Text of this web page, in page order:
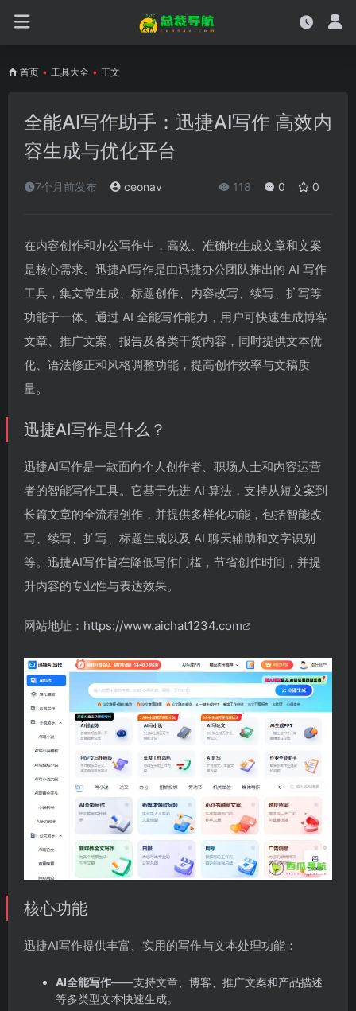
首页 • 工具大全 • 正文
全能AI写作助手：迅捷AI写作 高效内
容生成与优化平台
7个月前发布 ceonav 118 0 0
在内容创作和办公写作中，高效、准确地生成文章和文案
是核心需求。迅捷AI写作是由迅捷办公团队推出的 AI 写作
工具，集文章生成、标题创作、内容改写、续写、扩写等
功能于一体。通过 AI 全能写作能力，用户可快速生成博客
文章、推广文案、报告及各类干货内容，同时提供文本优
化、语法修正和风格调整功能，提高创作效率与文稿质
量。
迅捷AI写作是什么？
迅捷AI写作是一款面向个人创作者、职场人士和内容运营
者的智能写作工具。它基于先进 AI 算法，支持从短文案到
长篇文章的全流程创作，并提供多样化功能，包括智能改
写、续写、扩写、标题生成以及 AI 聊天辅助和文字识别
等。迅捷AI写作旨在降低写作门槛，节省创作时间，并提
升内容的专业性与表达效果。
网站地址： https://www.aichat1234.com
核心功能
迅捷AI写作提供丰富、实用的写作与文本处理功能：
AI全能写作——支持文章、博客、推广文案和产品描述
等多类型文本快速生成。